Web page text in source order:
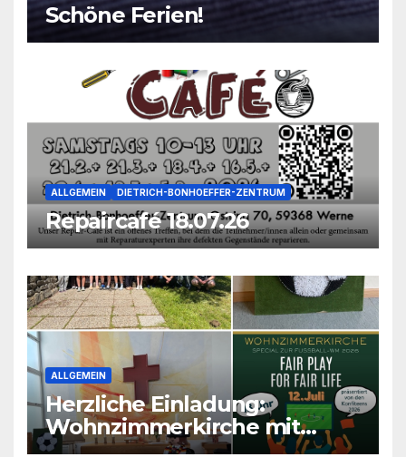
Schöne Ferien!
ALLGEMEIN DIETRICH-BONHOEFFER-ZENTRUM
Repaircafé 18.07.26
ALLGEMEIN
Herzliche Einladung:
Wohnzimmerkirche mit
unseren Konfis